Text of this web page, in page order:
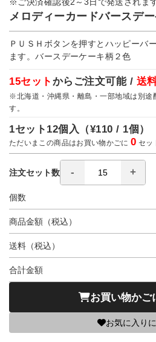
メロディーカードバースデ
ＰＵＳＨボタンを押すとハッピーバ
ます。バースデーケーキ柄２色
15セット からご注文可能 / 送
※北海道・沖縄県・離島・一部地域は別途
す。
1セット12個入（¥110 / 1個
ただいまこの商品はお買い物かごに0 セッ
注文セット数
個数
商品金額（税込）
送料（税込）
合計金額
お買い物かご
お気に入り